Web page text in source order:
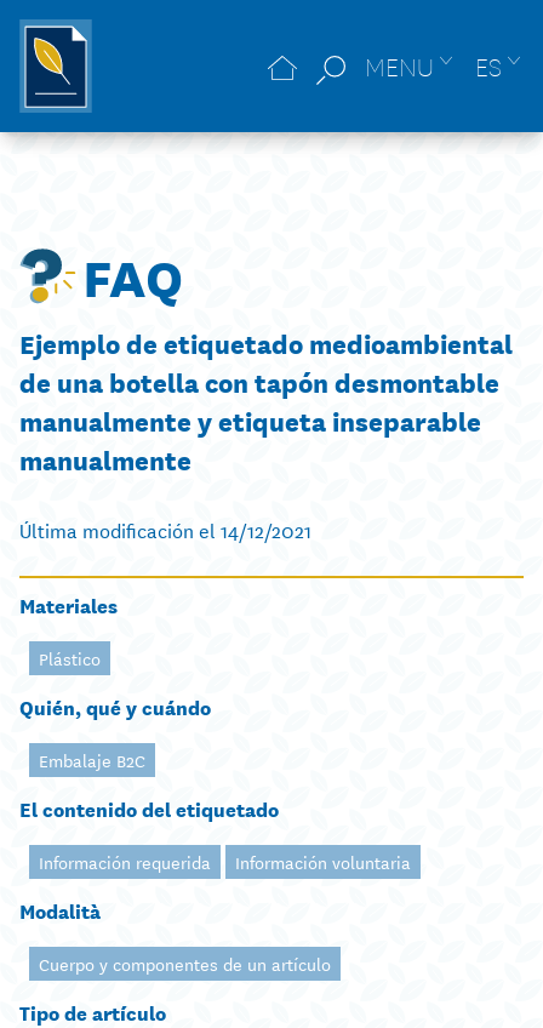
MENU ES
FAQ
Ejemplo de etiquetado medioambiental
de una botella con tapón desmontable
manualmente y etiqueta inseparable
manualmente
Última modificación el 14/12/2021
Materiales
Plástico
Quién, qué y cuándo
Embalaje B2C
El contenido del etiquetado
Información requerida Información voluntaria
Modalità
Cuerpo y componentes de un artículo
Tipo de artículo